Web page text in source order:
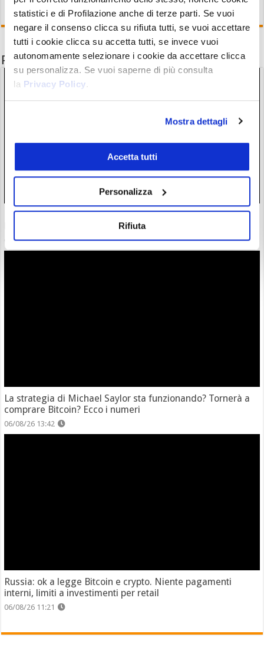
statistici e di Profilazione anche di terze parti. Se vuoi
negare il consenso clicca su rifiuta tutti, se vuoi accettare
tutti i cookie clicca su accetta tutti, se invece vuoi
autonomamente selezionare i cookie da accettare clicca
su personalizza. Se vuoi saperne di più consulta
la Privacy Policy.
Mostra dettagli
Accetta tutti
Personalizza
Rifiuta
Potrebbe interessarti anche
Plume con DTCC, Charles Schwab e Nasdaq nel gruppo di
lavoro per gli asset digitali. Token fa +3%
06/08/26 15:53
La strategia di Michael Saylor sta funzionando? Tornerà a
comprare Bitcoin? Ecco i numeri
06/08/26 13:42
Russia: ok a legge Bitcoin e crypto. Niente pagamenti
interni, limiti a investimenti per retail
06/08/26 11:21